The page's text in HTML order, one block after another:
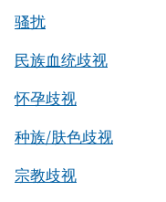
骚扰
民族血统歧视
怀孕歧视
种族/肤色歧视
宗教歧视